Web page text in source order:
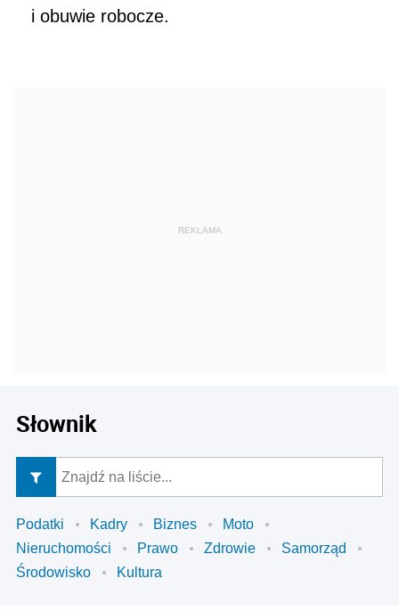
i obuwie robocze.
Słownik
Podatki Kadry Biznes
Moto
Nieruchomości
Prawo Zdrowie
Samorząd
Środowisko
Kultura